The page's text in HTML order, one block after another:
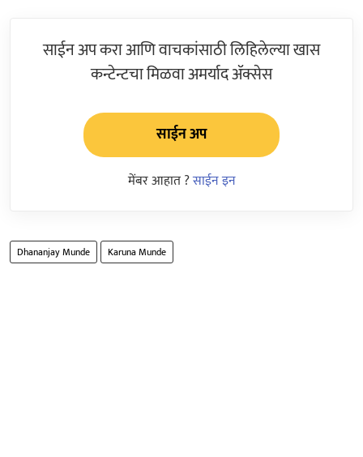
साईन अप करा आणि वाचकांसाठी लिहिलेल्या खास
कन्टेन्टचा मिळवा अमर्याद ॲक्सेस
साईन अप
मेंबर आहात ?साईन इन
Dhananjay Munde Karuna Munde